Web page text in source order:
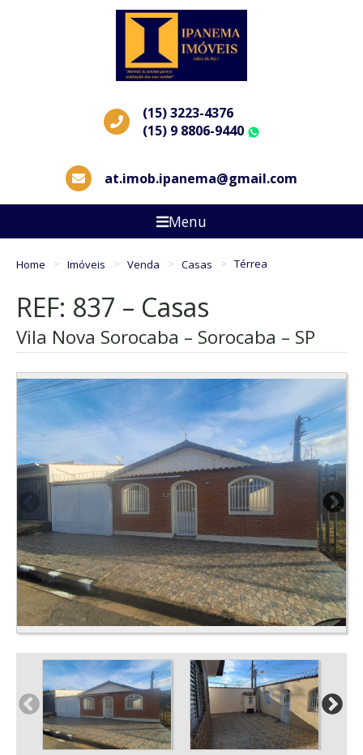
(15) 3223-4376
(15) 9 8806-9440
at.imob.ipanema@gmail.com
Menu
Home Imóveis Venda Casas Térrea
REF: 837 – Casas
Vila Nova Sorocaba – Sorocaba – SP